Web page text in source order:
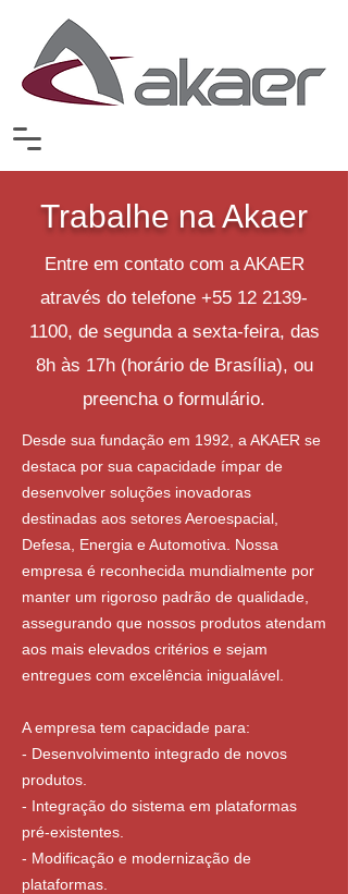
Trabalhe na Akaer
Entre em contato com a AKAER
através do telefone +55 12 2139-
1100, de segunda a sexta-feira, das
8h às 17h (horário de Brasília), ou
preencha o formulário.
Desde sua fundação em 1992, a AKAER se
destaca por sua capacidade ímpar de
desenvolver soluções inovadoras
destinadas aos setores Aeroespacial,
Defesa, Energia e Automotiva. Nossa
empresa é reconhecida mundialmente por
manter um rigoroso padrão de qualidade,
assegurando que nossos produtos atendam
aos mais elevados critérios e sejam
entregues com excelência inigualável.
A empresa tem capacidade para:
- Desenvolvimento integrado de novos
produtos.
- Integração do sistema em plataformas
pré-existentes.
- Modificação e modernização de
plataformas.